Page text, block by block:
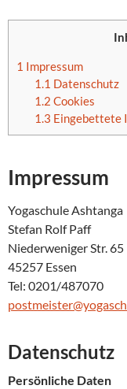
1 Impressum
1.1 Datenschutz
1.2 Cookies
1.3 Eingebettete
Impressum
Yogaschule Ashtanga
Stefan Rolf Paff
Niederweniger Str. 65
45257 Essen
Tel: 0201/487070
Datenschutz
Persönliche Daten